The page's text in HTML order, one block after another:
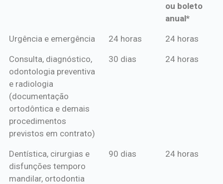
ou boleto
anual*
*Procedimentos Amil
*Pagamento
mensal*
*Pagamento
de crédito
Urgência e emergência 24 horas 24 horas
Consulta, diagnóstico,
odontologia preventiva
e radiologia
(documentação
ortodôntica e demais
procedimentos
previstos em contrato)
30 dias 24 horas
Dentística, cirurgias e
disfunções temporo
mandilar, ortodontia
90 dias 24 horas